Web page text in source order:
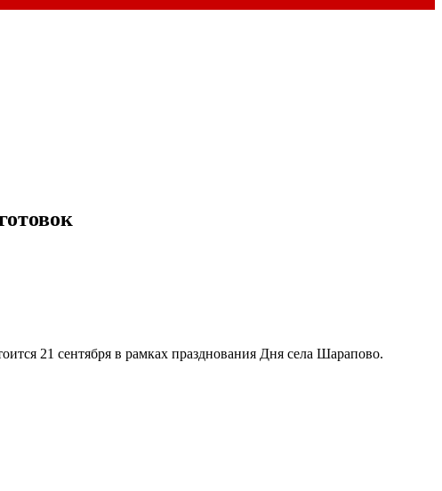
21 сентября в рамках празднования Дня села Шарапово.